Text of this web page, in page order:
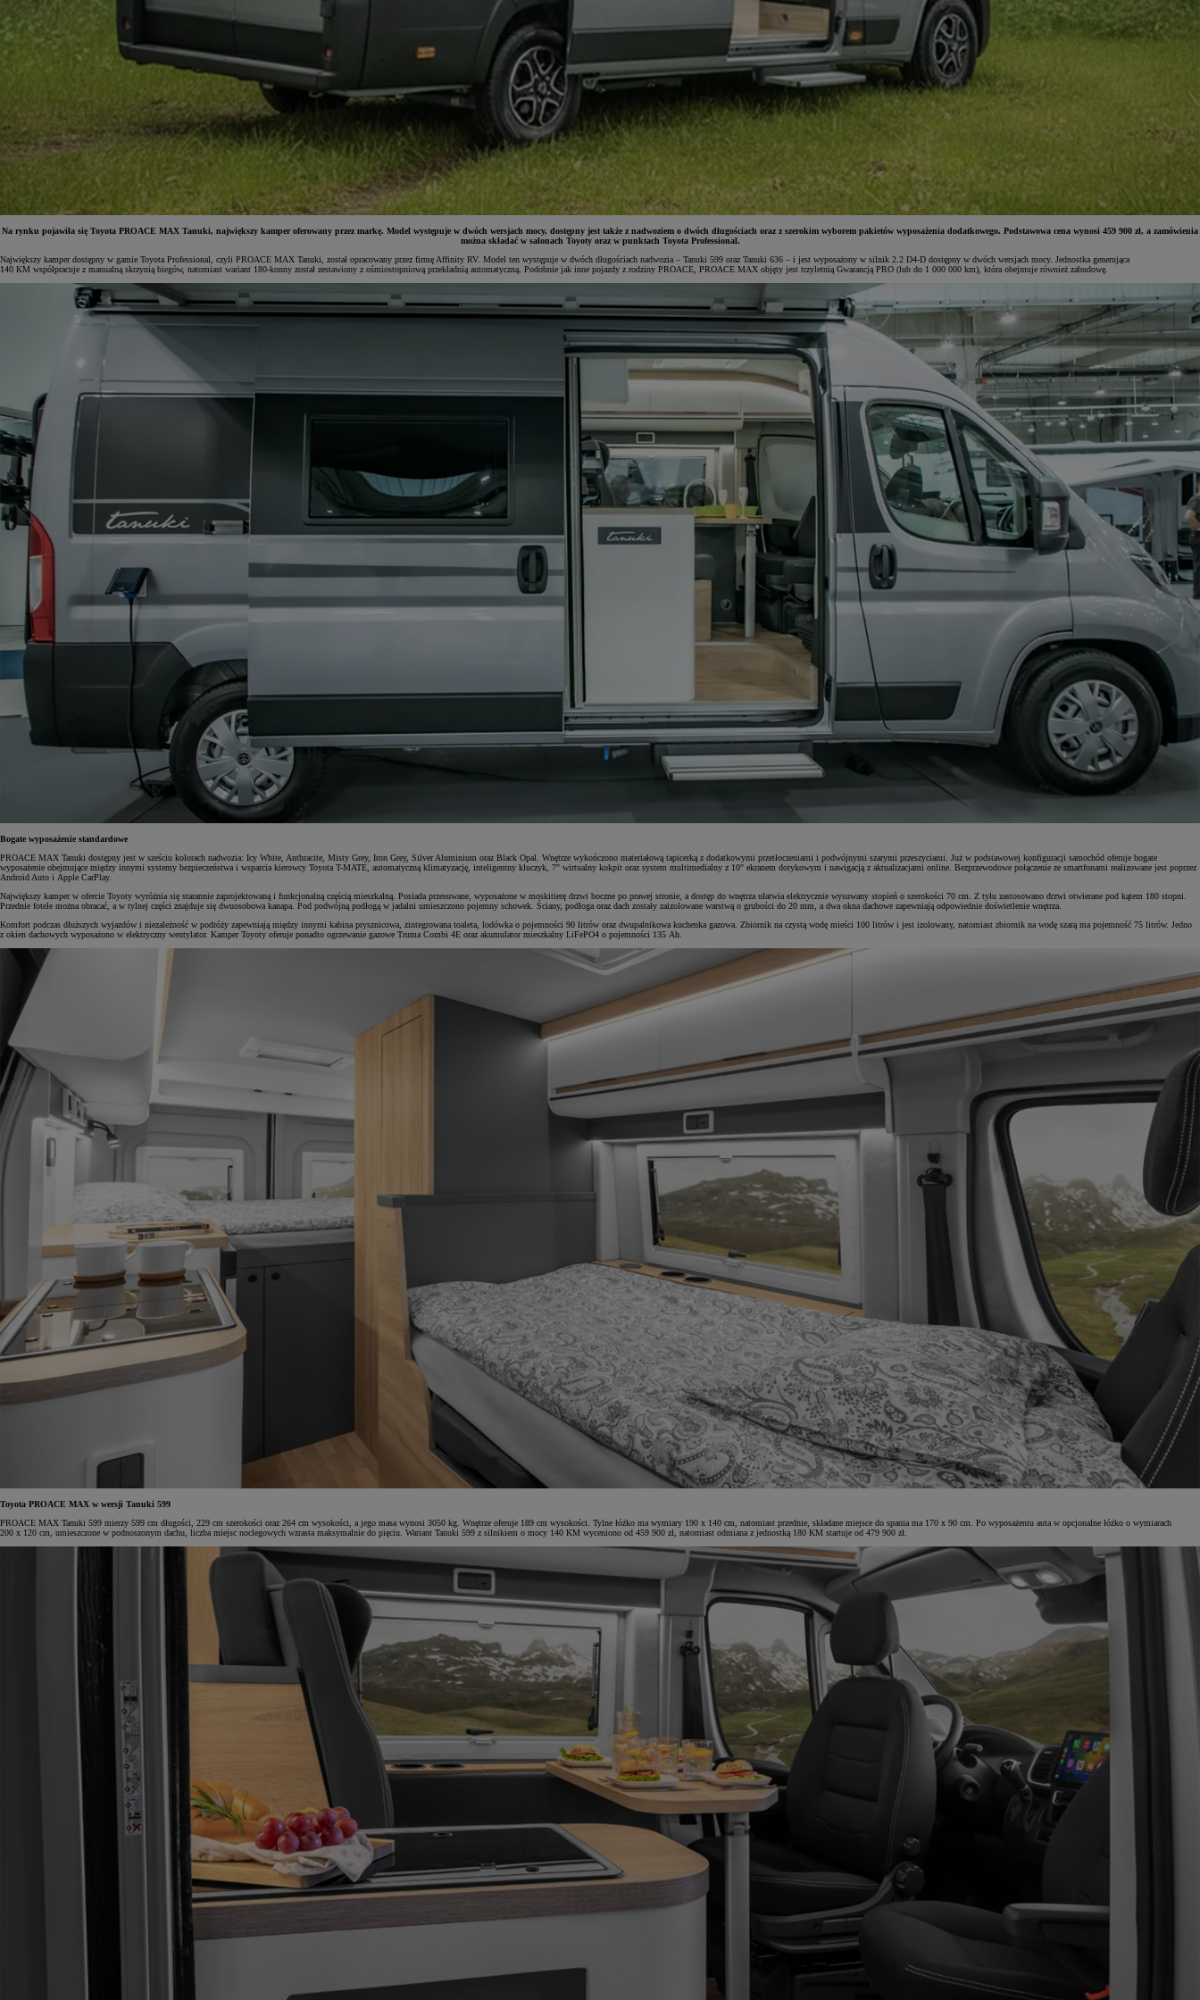
Od81 900 zł
Yaris Cross
Na rynku pojawiła się Toyota PROACE MAX Tanuki, największy kamper oferowany przez markę. Model występuje w dwóch wersjach mocy, dostępny jest także z nadwoziem o dwóch długościach oraz z szerokim wyborem pakietów wyposażenia dodatkowego. Podstawowa cena wynosi 459 900 zł, a zamówienia
można składać w salonach Toyoty oraz w punktach Toyota Professional.
Największy kamper dostępny w gamie Toyota Professional, czyli PROACE MAX Tanuki, został opracowany przez firmę Affinity RV. Model ten występuje w dwóch długościach nadwozia – Tanuki 599 oraz Tanuki 636 – i jest wyposażony w silnik 2.2 D4-D dostępny w dwóch wersjach mocy. Jednostka generująca
140 KM współpracuje z manualną skrzynią biegów, natomiast wariant 180-konny został zestawiony z ośmiostopniową przekładnią automatyczną. Podobnie jak inne pojazdy z rodziny PROACE, PROACE MAX objęty jest trzyletnią Gwarancją PRO (lub do 1 000 000 km), która obejmuje również zabudowę.
Bogate wyposażenie standardowe
PROACE MAX Tanuki dostępny jest w sześciu kolorach nadwozia: Icy White, Anthracite, Misty Grey, Iron Grey, Silver Aluminium oraz Black Opal. Wnętrze wykończono materiałową tapicerką z dodatkowymi przetłoczeniami i podwójnymi szarymi przeszyciami. Już w podstawowej konfiguracji samochód oferuje bogate
wyposażenie obejmujące między innymi systemy bezpieczeństwa i wsparcia kierowcy Toyota T-MATE, automatyczną klimatyzację, inteligentny kluczyk, 7" wirtualny kokpit oraz system multimedialny z 10" ekranem dotykowym i nawigacją z aktualizacjami online. Bezprzewodowe połączenie ze smartfonami realizowane jest poprzez
Android Auto i Apple CarPlay.
Największy kamper w ofercie Toyoty wyróżnia się starannie zaprojektowaną i funkcjonalną częścią mieszkalną. Posiada przesuwane, wyposażone w moskitierę drzwi boczne po prawej stronie, a dostęp do wnętrza ułatwia elektrycznie wysuwany stopień o szerokości 70 cm. Z tyłu zastosowano drzwi otwierane pod kątem 180 stopni.
Przednie fotele można obracać, a w tylnej części znajduje się dwuosobowa kanapa. Pod podwójną podłogą w jadalni umieszczono pojemny schowek. Ściany, podłoga oraz dach zostały zaizolowane warstwą o grubości do 20 mm, a dwa okna dachowe zapewniają odpowiednie doświetlenie wnętrza.
Komfort podczas dłuższych wyjazdów i niezależność w podróży zapewniają między innymi kabina prysznicowa, zintegrowana toaleta, lodówka o pojemności 90 litrów oraz dwupalnikowa kuchenka gazowa. Zbiornik na czystą wodę mieści 100 litrów i jest izolowany, natomiast zbiornik na wodę szarą ma pojemność 75 litrów. Jedno
z okien dachowych wyposażono w elektryczny wentylator. Kamper Toyoty oferuje ponadto ogrzewanie gazowe Truma Combi 4E oraz akumulator mieszkalny LiFePO4 o pojemności 135 Ah.
Toyota PROACE MAX w wersji Tanuki 599
PROACE MAX Tanuki 599 mierzy 599 cm długości, 229 cm szerokości oraz 264 cm wysokości, a jego masa wynosi 3050 kg. Wnętrze oferuje 189 cm wysokości. Tylne łóżko ma wymiary 190 x 140 cm, natomiast przednie, składane miejsce do spania ma 170 x 90 cm. Po wyposażeniu auta w opcjonalne łóżko o wymiarach
200 x 120 cm, umieszczone w podnoszonym dachu, liczba miejsc noclegowych wzrasta maksymalnie do pięciu. Wariant Tanuki 599 z silnikiem o mocy 140 KM wyceniono od 459 900 zł, natomiast odmiana z jednostką 180 KM startuje od 479 900 zł.